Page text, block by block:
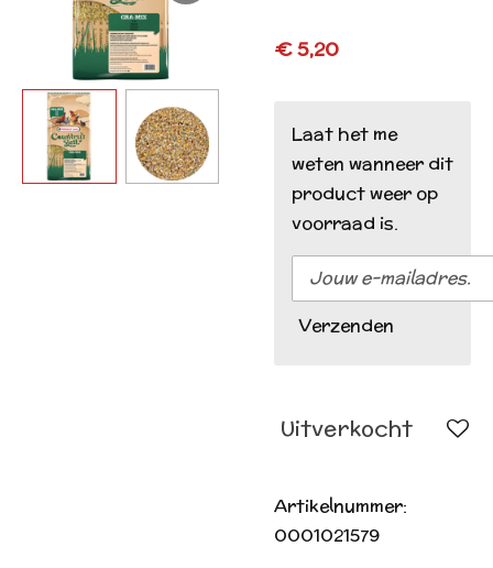
€ 5,20
Laat het me
weten wanneer dit
product weer op
voorraad is.
Verzenden
Uitverkocht
Artikelnummer:
0001021579